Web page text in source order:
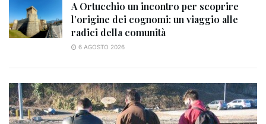
A Ortucchio un incontro per scoprire
l’origine dei cognomi: un viaggio alle
radici della comunità
6 AGOSTO 2026